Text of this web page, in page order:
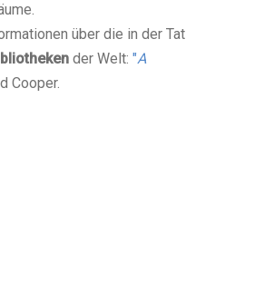
über die in der Tat
der Welt: "A
Cooper.